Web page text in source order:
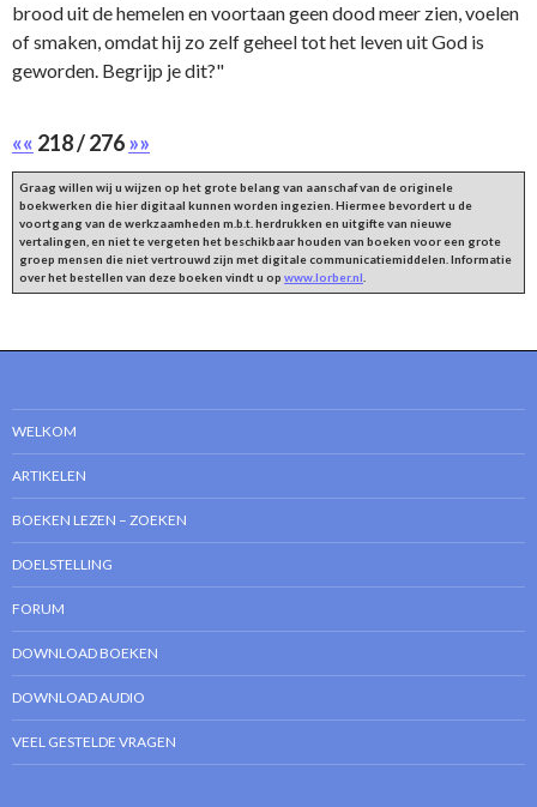
brood uit de hemelen en voortaan geen dood meer zien, voelen
of smaken, omdat hij zo zelf geheel tot het leven uit God is
geworden. Begrijp je dit?"
«« 218 / 276»»
Graag willen wij u wijzen op het grote belang van aanschaf van de originele
boekwerken die hier digitaal kunnen worden ingezien. Hiermee bevordert u de
voortgang van de werkzaamheden m.b.t. herdrukken en uitgifte van nieuwe
vertalingen, en niet te vergeten het beschikbaar houden van boeken voor een grote
groep mensen die niet vertrouwd zijn met digitale communicatiemiddelen. Informatie
over het bestellen van deze boeken vindt u op www.lorber.nl
WELKOM
ARTIKELEN
BOEKEN LEZEN – ZOEKEN
DOELSTELLING
FORUM
DOWNLOAD BOEKEN
DOWNLOAD AUDIO
VEEL GESTELDE VRAGEN